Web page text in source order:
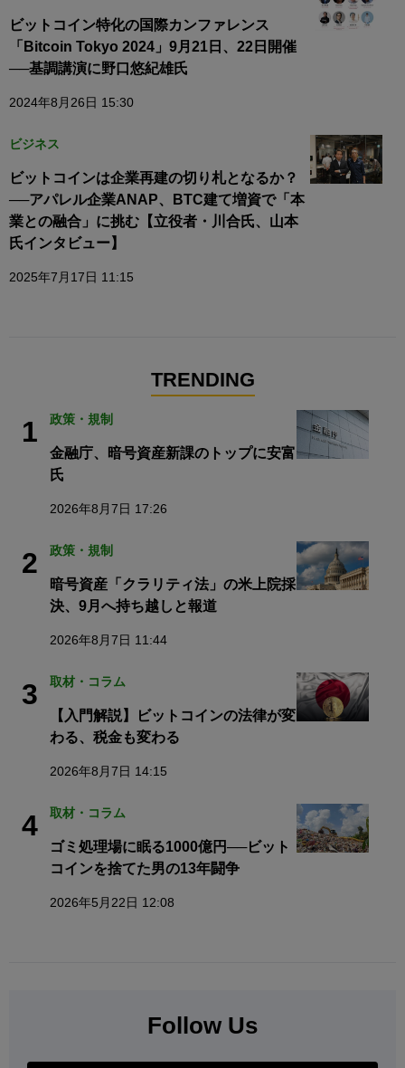
ビットコイン特化の国際カンファレンス
「Bitcoin Tokyo 2024」9月21日、22日開催
──基調講演に野口悠紀雄氏
2024年8月26日 15:30
ビジネス
ビットコインは企業再建の切り札となるか？
──アパレル企業ANAP、BTC建て増資で「本
業との融合」に挑む【立役者・川合氏、山本
氏インタビュー】
2025年7月17日 11:15
TRENDING
1 政策・規制
金融庁、暗号資産新課のトップに安富
氏
2026年8月7日 17:26
2 政策・規制
暗号資産「クラリティ法」の米上院採
決、9月へ持ち越しと報道
2026年8月7日 11:44
3 取材・コラム
【入門解説】ビットコインの法律が変
わる、税金も変わる
2026年8月7日 14:15
4 取材・コラム
ゴミ処理場に眠る1000億円──ビット
コインを捨てた男の13年闘争
2026年5月22日 12:08
Follow Us